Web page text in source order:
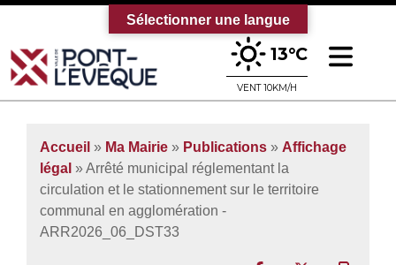
Bienvenue sur le site officiel de la
13°C
VENT 10KM/H
Accueil » Ma Mairie » Publications » Affichage
légal » Arrêté municipal réglementant la
circulation et le stationnement sur le territoire
communal en agglomération -
ARR2026_06_DST33
Sélectionner une langue